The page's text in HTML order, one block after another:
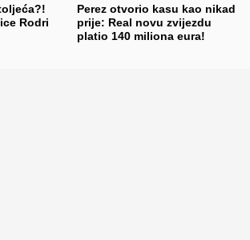
Rodri
Perez otvorio kasu kao nikad
prije: Real novu zvijezdu
platio 140 miliona eura!